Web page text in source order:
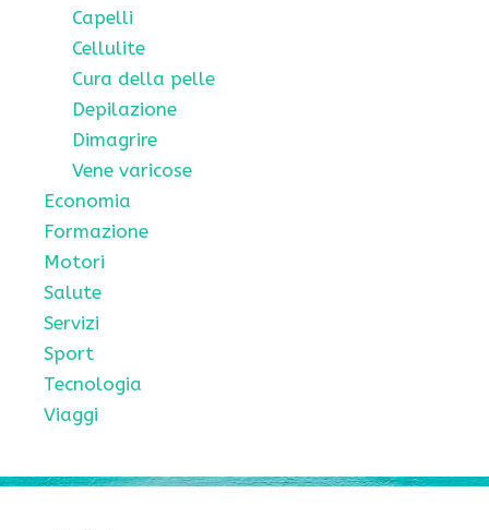
Capelli
Cellulite
Cura della pelle
Depilazione
Dimagrire
Vene varicose
Economia
Formazione
Motori
Salute
Servizi
Sport
Tecnologia
Viaggi